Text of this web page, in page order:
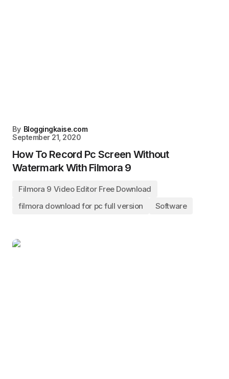
By Bloggingkaise.com
September 21, 2020
How To Record Pc Screen Without
Watermark With Filmora 9
Filmora 9 Video Editor Free Download
filmora download for pc full version
Software